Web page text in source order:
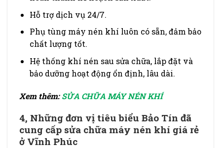
Hỗ trợ dịch vụ 24/7.
Phụ tùng máy nén khí luôn có sẵn, đảm bảo
chất lượng tốt.
Hệ thống khí nén sau sửa chữa, lắp đặt và
bảo dưỡng hoạt động ổn định, lâu dài.
Xem thêm:SỬA CHỮA MÁY NÉN KHÍ
4, Những đơn vị tiêu biểu Bảo Tín đã
cung cấp sửa chữa máy nén khí giá rẻ
ở Vĩnh Phúc